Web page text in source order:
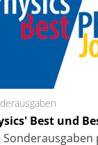
Best und